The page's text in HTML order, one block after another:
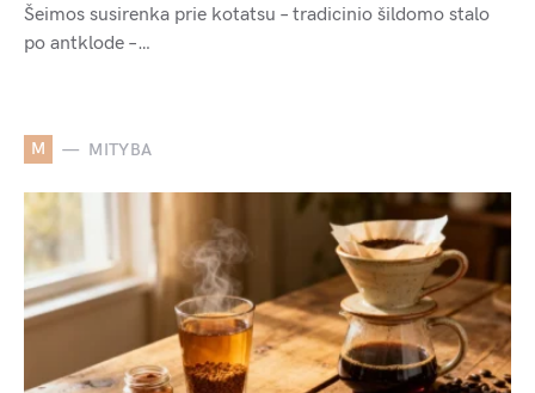
Šeimos susirenka prie kotatsu – tradicinio šildomo stalo
po antklode –…
M MITYBA